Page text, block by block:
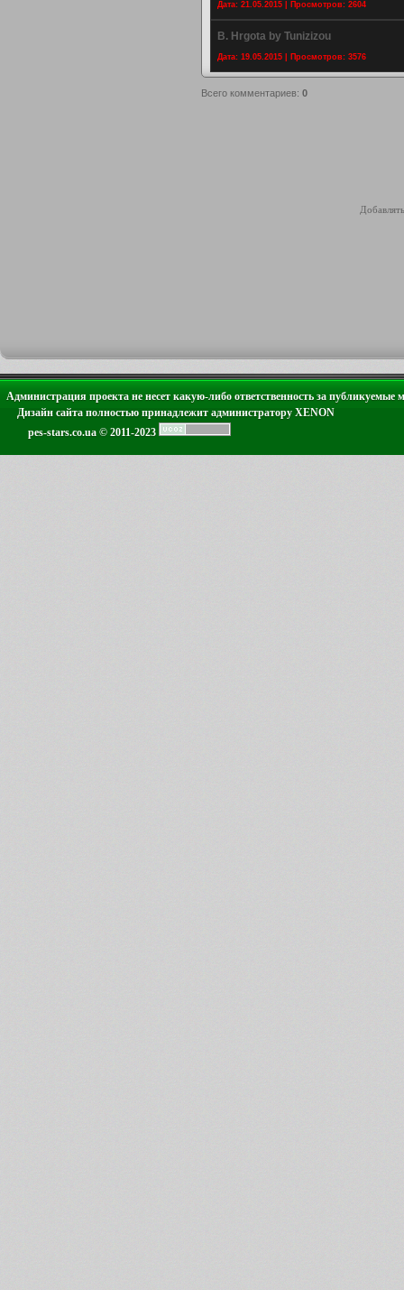
Дата: 21.05.2015 | Просмотров: 2604
B. Hrgota by Tunizizou
Дата: 19.05.2015 | Просмотров: 3576
Всего комментариев: 0
Администрация проекта не несет какую-либо ответственность за публикуемые
Дизайн сайта полностью принадлежит администратору XENON
pes-stars.co.ua © 2011-2023